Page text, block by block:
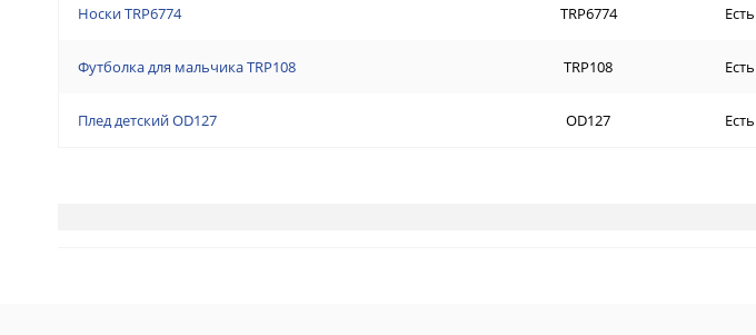
Носки TRP6774 TRP6774 Есть
Футболка для мальчика TRP108 TRP108 Есть
Плед детский OD127 OD127 Есть